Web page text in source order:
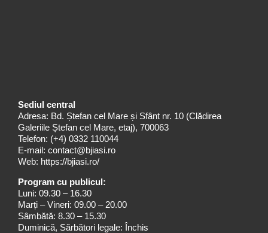
Sediul central
Adresa: Bd. Ștefan cel Mare și Sfânt nr. 10 (Clădirea
Galeriile Ștefan cel Mare, etaj), 700063
Telefon: (+4) 0332 110044
E-mail: contact@bjiasi.ro
Web: https://bjiasi.ro/
Program cu publicul:
Luni: 09.30 – 16.30
Marți – Vineri: 09.00 – 20.00
Sâmbătă: 8.30 – 15.30
Duminică, Sărbători legale: Închis